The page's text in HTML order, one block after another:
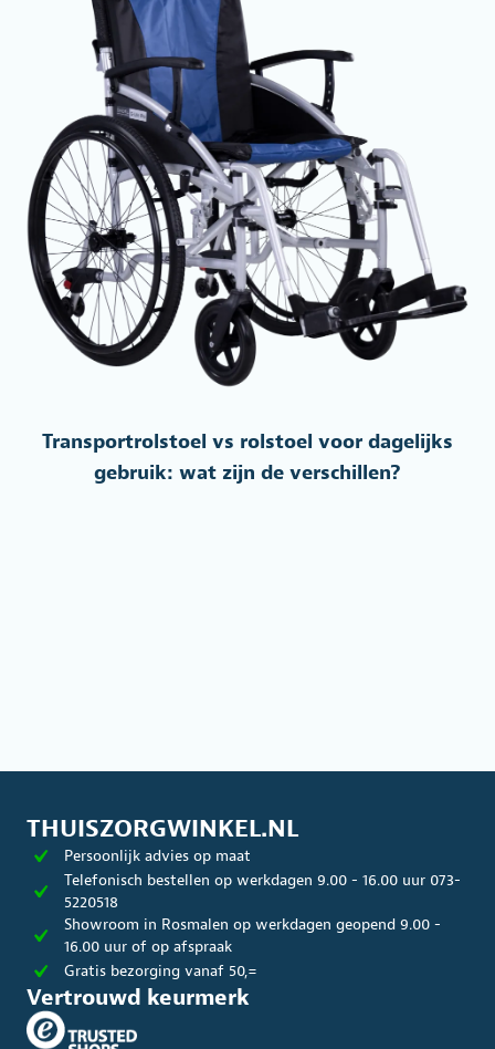
Transportrolstoel vs rolstoel voor dagelijks
gebruik: wat zijn de verschillen?
THUISZORGWINKEL.NL
Persoonlijk advies op maat
Telefonisch bestellen op werkdagen 9.00 - 16.00 uur 073-
5220518
Showroom in Rosmalen op werkdagen geopend 9.00 -
16.00 uur of op afspraak
Gratis bezorging vanaf 50,=
Vertrouwd keurmerk